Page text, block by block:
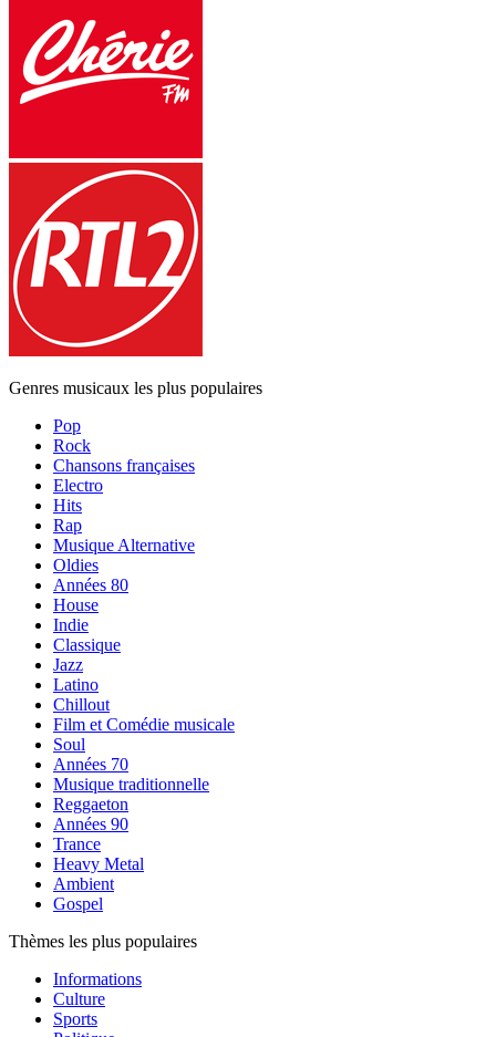
Genres musicaux les plus populaires
Pop
Rock
Chansons françaises
Electro
Hits
Rap
Musique Alternative
Oldies
Années 80
House
Indie
Classique
Jazz
Latino
Chillout
Film et Comédie musicale
Soul
Années 70
Musique traditionnelle
Reggaeton
Années 90
Trance
Heavy Metal
Ambient
Gospel
Thèmes les plus populaires
Informations
Culture
Sports